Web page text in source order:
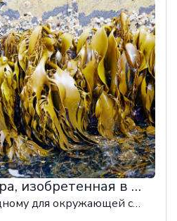
Поддельная икра, изобретенная в 1930-х годах, может стать решением проблемы загрязнения окружающей среды пластиком
Альтернатива вредному для окружающей среды пластику уже доступна: морские водоросли.